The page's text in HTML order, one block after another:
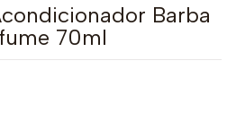
Barba
70ml